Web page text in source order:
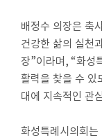
참
여
마
당
보
배정수 의장은 축
건강한 삶의 실천
장”이라며, “화성
활력을 찾을 수 있
대에 지속적인 관
화성특례시의회